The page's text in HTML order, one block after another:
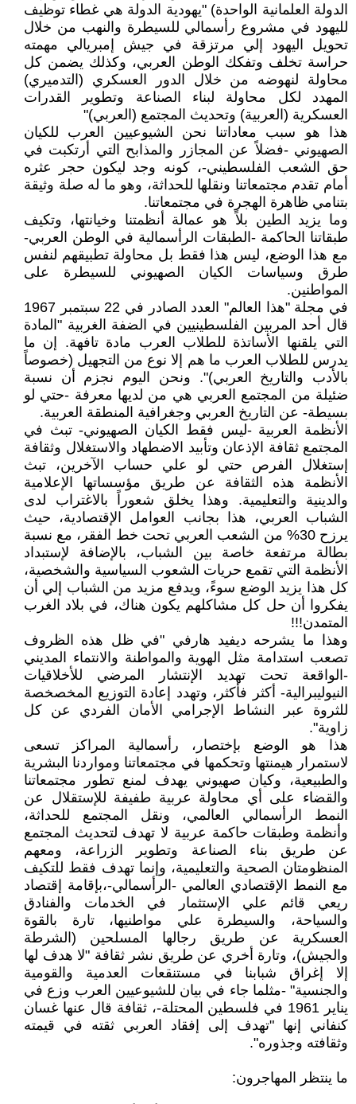
الدولة العلمانية الواحدة) "يهودية الدولة هي غطاء توظيف
لليهود في مشروع رأسمالي للسيطرة والنهب من خلال
تحويل اليهود إلي مرتزقة في جيش إمبريالي مهمته
حراسة تخلف وتفكك الوطن العربي، وكذلك يضمن كل
محاولة لنهوضه من خلال الدور العسكري (التدميري)
المهدد لكل محاولة لبناء الصناعة وتطوير القدرات
العسكرية (العربية) وتحديث المجتمع (العربي)"
هذا هو سبب معاداتنا نحن الشيوعيين العرب للكيان
الصهيوني -فضلاً عن المجازر والمذابح التي أرتكبت في
حق الشعب الفلسطيني-، كونه وجد ليكون حجر عثره
أمام تقدم مجتمعاتنا ونقلها للحداثة، وهو ما له صلة وثيقة
بتنامي ظاهرة الهجرة في مجتمعاتنا.
وما يزيد الطين بلاً هو عمالة أنظمتنا وخيانتها، وتكيف
طبقاتنا الحاكمة -الطبقات الرأسمالية في الوطن العربي-
مع هذا الوضع، ليس هذا فقط بل محاولة تطبيقهم لنفس
طرق وسياسات الكيان الصهيوني للسيطرة على
المواطنين.
في مجلة "هذا العالم" العدد الصادر في 22 سبتمبر 1967
قال أحد المربين الفلسطينيين في الضفة الغربية "المادة
التي يلقنها الأساتذة للطلاب العرب مادة تافهة. إن ما
يدرس للطلاب العرب ما هم إلا نوع من التجهيل (خصوصاً
بالأدب والتاريخ العربي)". ونحن اليوم نجزم أن نسبة
ضئيلة من المجتمع العربي هي من لديها معرفة -حتي لو
بسيطة- عن التاريخ العربي وجغرافية المنطقة العربية.
الأنظمة العربية -ليس فقط الكيان الصهيوني- تبث في
المجتمع ثقافة الإذعان وتأبيد الاضطهاد والاستغلال وثقافة
إستغلال الفرص حتي لو علي حساب الآخرين، تبث
الأنظمة هذه الثقافة عن طريق مؤسساتها الإعلامية
والدينية والتعليمية. وهذا يخلق شعوراً بالاغتراب لدى
الشباب العربي، هذا بجانب العوامل الإقتصادية، حيث
يرزح 30% من الشعب العربي تحت خط الفقر، مع نسبة
بطالة مرتفعة خاصة بين الشباب، بالإضافة لإستبداد
الأنظمة التي تقمع حريات الشعوب السياسية والشخصية،
كل هذا يزيد الوضع سوءً، ويدفع مزيد من الشباب إلي أن
يفكروا أن حل كل مشاكلهم يكون هناك، في بلاد الغرب
المتمدن!!!
وهذا ما يشرحه ديفيد هارفي "في ظل هذه الظروف
تصعب استدامة مثل الهوية والمواطنة والانتماء المديني
-الواقعة تحت تهديد الإنتشار المرضي للأخلاقيات
النيوليبرالية- أكثر فأكثر، وتهدد إعادة التوزيع المخصخصة
للثروة عبر النشاط الإجرامي الأمان الفردي عن كل
زاوية".
هذا هو الوضع بإختصار، رأسمالية المراكز تسعى
لاستمرار هيمنتها وتحكمها في مجتمعاتنا ومواردنا البشرية
والطبيعية، وكيان صهيوني يهدف لمنع تطور مجتمعاتنا
والقضاء على أي محاولة عربية طفيفة للإستقلال عن
النمط الرأسمالي العالمي، ونقل المجتمع للحداثة،
وأنظمة وطبقات حاكمة عربية لا تهدف لتحديث المجتمع
عن طريق بناء الصناعة وتطوير الزراعة، ومعهم
المنظومتان الصحية والتعليمية، وإنما تهدف فقط للتكيف
مع النمط الإقتصادي العالمي -الرأسمالي-،بإقامة إقتصاد
ريعي قائم علي الإستثمار في الخدمات والفنادق
والسياحة، والسيطرة علي مواطنيها، تارة بالقوة
العسكرية عن طريق رجالها المسلحين (الشرطة
والجيش)، وتارة أخري عن طريق نشر ثقافة "لا هدف لها
إلا إغراق شبابنا في مستنقعات العدمية والقومية
والجنسية" -مثلما جاء في بيان للشيوعيين العرب وزع في
يناير 1961 في فلسطين المحتلة-، ثقافة قال عنها غسان
كنفاني إنها "تهدف إلى إفقاد العربي ثقته في قيمته
وثقافته وجذوره".
ما ينتظر المهاجرون: